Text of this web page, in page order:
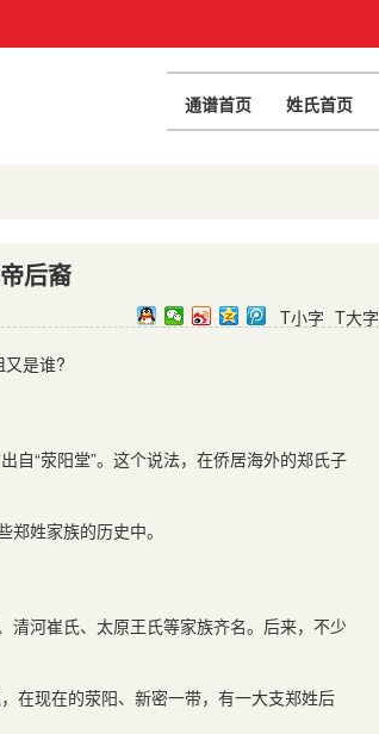
通谱首页 姓氏首页
后裔
T小字 T大字
又是谁?
自“荥阳堂”。这个说法，在侨居海外的郑氏子
姓家族的历史中。
清河崔氏、太原王氏等家族齐名。后来，不少
在现在的荥阳、新密一带，有一大支郑姓后